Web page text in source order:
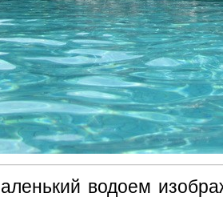
водоем